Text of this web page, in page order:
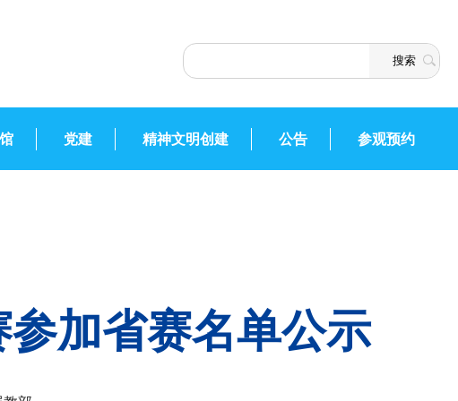
党建 精神文明创建 公告 参观预约
加省赛名单公示